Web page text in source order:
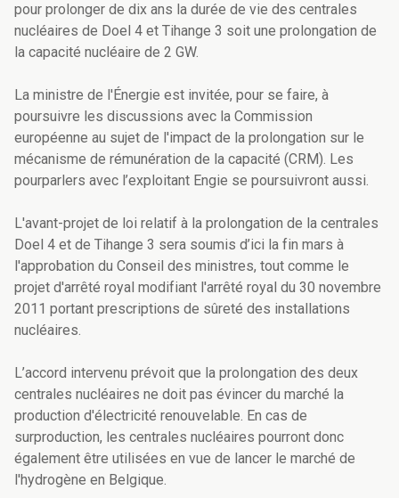
pour prolonger de dix ans la durée de vie des centrales
nucléaires de Doel 4 et Tihange 3 soit une prolongation de
la capacité nucléaire de 2 GW.
La ministre de l'Énergie est invitée, pour se faire, à
poursuivre les discussions avec la Commission
européenne au sujet de l'impact de la prolongation sur le
mécanisme de rémunération de la capacité (CRM). Les
pourparlers avec l’exploitant Engie se poursuivront aussi.
L'avant-projet de loi relatif à la prolongation de la centrales
Doel 4 et de Tihange 3 sera soumis d’ici la fin mars à
l'approbation du Conseil des ministres, tout comme le
projet d'arrêté royal modifiant l'arrêté royal du 30 novembre
2011 portant prescriptions de sûreté des installations
nucléaires.
L’accord intervenu prévoit que la prolongation des deux
centrales nucléaires ne doit pas évincer du marché la
production d'électricité renouvelable. En cas de
surproduction, les centrales nucléaires pourront donc
également être utilisées en vue de lancer le marché de
l'hydrogène en Belgique.